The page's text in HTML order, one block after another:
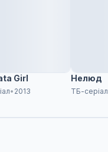
Girl
• 2013
Нелюд
ТБ-серіал